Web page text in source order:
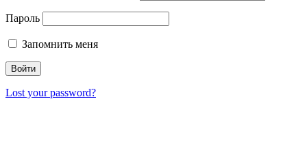
Пароль
Запомнить меня
Lost your password?